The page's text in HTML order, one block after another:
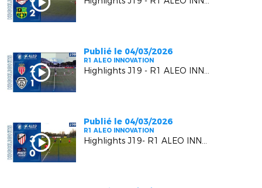
Publié le 04/03/2026
R1 ALEO INNOVATION
Highlights J19 - R1 ALEO INNOVATION | AS Monaco FC 2 VS FC Beausoleil
Publié le 04/03/2026
R1 ALEO INNOVATION
Highlights J19- R1 ALEO INNOVATION | AC Vedène Le Pontet VS AS Cagnes Le Cros